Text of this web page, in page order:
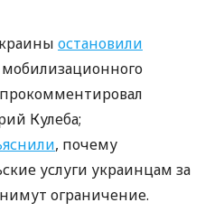
остановили
Кулеба;
, почему
услуги украинцам за
ограничение.